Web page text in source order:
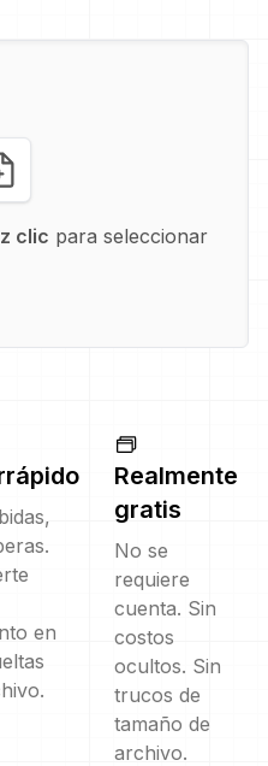
clic para seleccionar
en
Realmente
gratis
No se
requiere
cuenta. Sin
costos
ocultos. Sin
trucos de
tamaño de
archivo.